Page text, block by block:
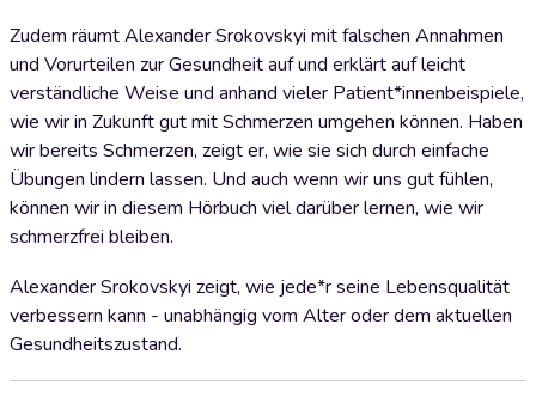
Zudem räumt Alexander Srokovskyi mit falschen Annahmen
und Vorurteilen zur Gesundheit auf und erklärt auf leicht
verständliche Weise und anhand vieler Patient*innenbeispiele,
wie wir in Zukunft gut mit Schmerzen umgehen können. Haben
wir bereits Schmerzen, zeigt er, wie sie sich durch einfache
Übungen lindern lassen. Und auch wenn wir uns gut fühlen,
können wir in diesem Hörbuch viel darüber lernen, wie wir
schmerzfrei bleiben.
Alexander Srokovskyi zeigt, wie jede*r seine Lebensqualität
verbessern kann - unabhängig vom Alter oder dem aktuellen
Gesundheitszustand.